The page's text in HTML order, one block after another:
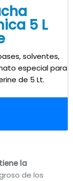
5 L
solventes,
especial para
de 5 Lt.
la
de los